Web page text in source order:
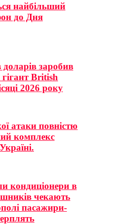
найбільший
до Дня
заробив
British
2026 року
атаки повністю
комплекс
кондиціонери в
чекають
пасажири-